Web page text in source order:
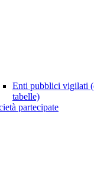
Enti pubblici vigilati
tabelle)
partecipate